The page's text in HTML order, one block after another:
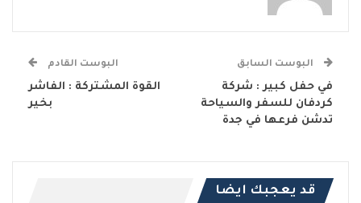
البوست السابق
في حفل كبير : شركة
كردفان للسفر والسياحة
تدشن فرعها في جدة
البوست القادم
القوة المشتركة : الفاشر
بخير
قد يعجبك ايضا